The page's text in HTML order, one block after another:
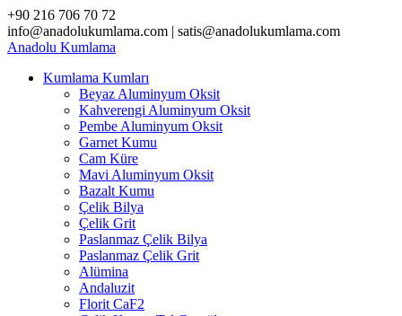
Skip
to
content
+90 216 706 70 72
info@anadolukumlama.com | satis@anadolukumlama.com
Anadolu Kumlama
Kumlama Kumları
Beyaz Aluminyum Oksit
Kahverengi Aluminyum Oksit
Pembe Aluminyum Oksit
Garnet Kumu
Cam Küre
Mavi Aluminyum Oksit
Bazalt Kumu
Çelik Bilya
Çelik Grit
Paslanmaz Çelik Bilya
Paslanmaz Çelik Grit
Alümina
Andaluzit
Florit CaF2